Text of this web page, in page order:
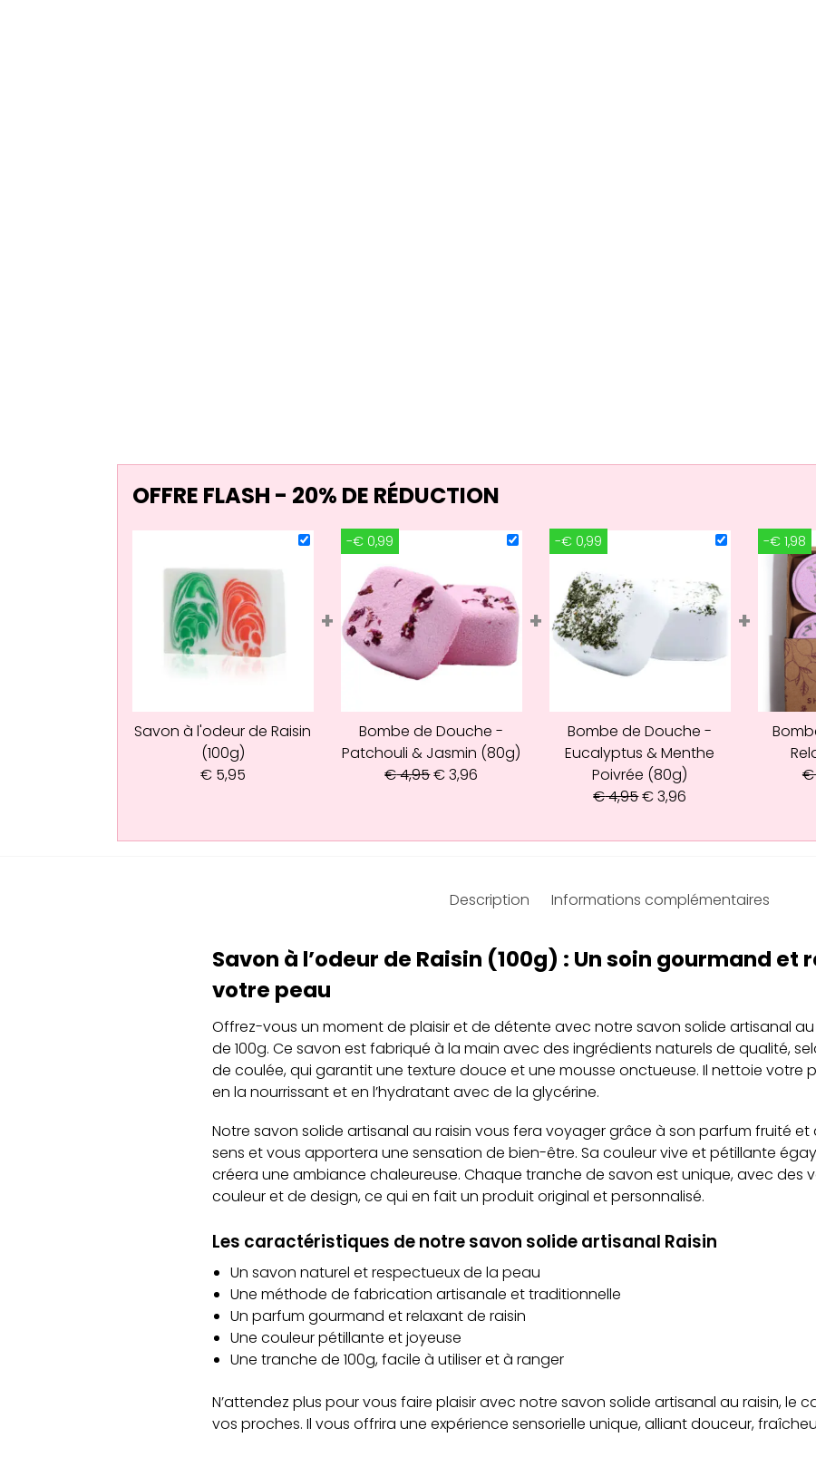
OFFRE FLASH - 20% DE RÉDUCTION
Savon à l'odeur de Raisin
(100g)
€5,95
+
-€ 0,99
Bombe de Douche -
Patchouli & Jasmin (80g)
€4,95€3,96
+
-€ 0,99
Bombe de Douche -
Eucalyptus & Menthe
Poivrée (80g)
€4,95€3,96
+
-€ 1,98
€
Description Informations complémentaires
Savon à l’odeur de Raisin (100g) : Un soin gourmand et
votre peau
Offrez-vous un moment de plaisir et de détente avec notre savon solide artisanal
de 100g. Ce savon est fabriqué à la main avec des ingrédients naturels de qualité,
de coulée, qui garantit une texture douce et une mousse onctueuse. Il nettoie votre
en la nourrissant et en l’hydratant avec de la glycérine.
Notre savon solide artisanal au raisin vous fera voyager grâce à son parfum fruité et
sens et vous apportera une sensation de bien-être. Sa couleur vive et pétillante
créera une ambiance chaleureuse. Chaque tranche de savon est unique, avec des
couleur et de design, ce qui en fait un produit original et personnalisé.
Les caractéristiques de notre savon solide artisanal Raisin
Un savon naturel et respectueux de la peau
Une méthode de fabrication artisanale et traditionnelle
Un parfum gourmand et relaxant de raisin
Une couleur pétillante et joyeuse
Une tranche de 100g, facile à utiliser et à ranger
N’attendez plus pour vous faire plaisir avec notre savon solide artisanal au raisin, le
vos proches. Il vous offrira une expérience sensorielle unique, alliant douceur,